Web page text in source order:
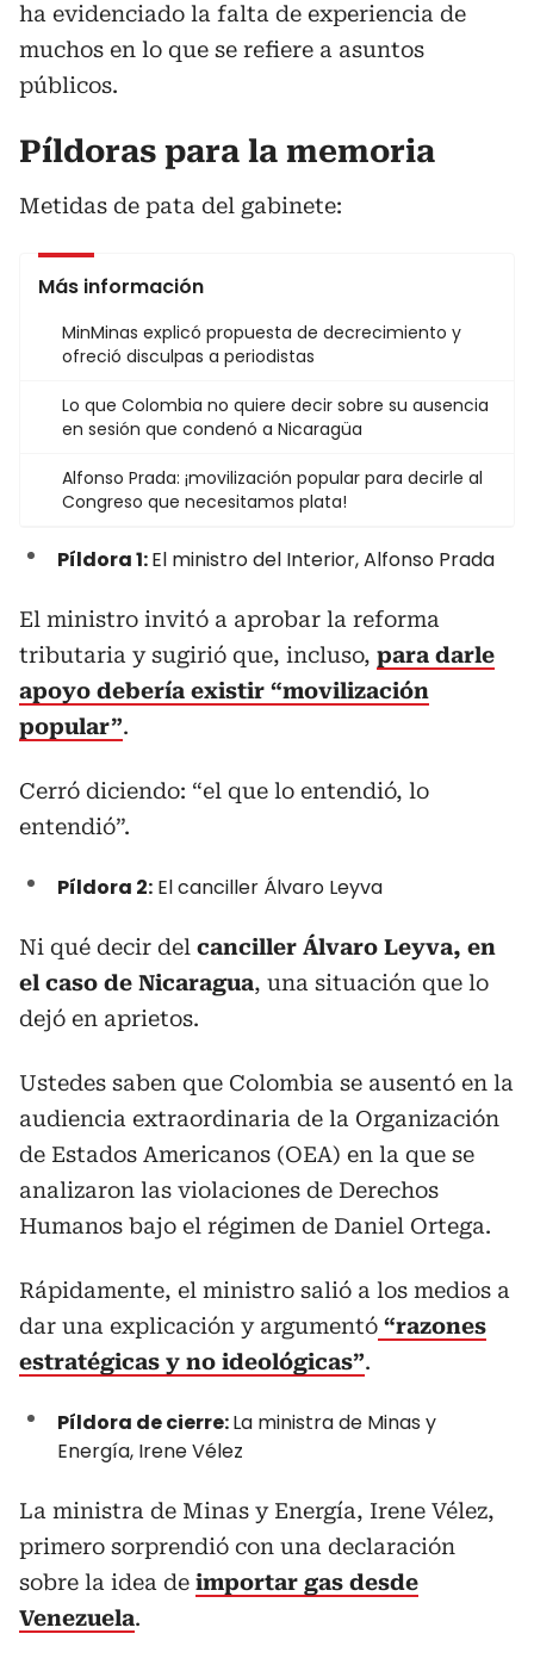
ha evidenciado la falta de experiencia de
muchos en lo que se refiere a asuntos
públicos.
Píldoras para la memoria
Metidas de pata del gabinete:
Más información
MinMinas explicó propuesta de decrecimiento y
ofreció disculpas a periodistas
Lo que Colombia no quiere decir sobre su ausencia
en sesión que condenó a Nicaragüa
Alfonso Prada: ¡movilización popular para decirle al
Congreso que necesitamos plata!
Píldora 1:El ministro del Interior, Alfonso Prada
El ministro invitó a aprobar la reforma
tributaria y sugirió que, incluso, para darle
apoyo debería existir “movilización
popular”.
Cerró diciendo: “el que lo entendió, lo
entendió”.
Píldora 2: El canciller Álvaro Leyva
Ni qué decir del canciller Álvaro Leyva, en
el caso de Nicaragua, una situación que lo
dejó en aprietos.
Ustedes saben que Colombia se ausentó en la
audiencia extraordinaria de la Organización
de Estados Americanos (OEA) en la que se
analizaron las violaciones de Derechos
Humanos bajo el régimen de Daniel Ortega.
Rápidamente, el ministro salió a los medios a
dar una explicación y argumentó “razones
estratégicas y no ideológicas”.
Píldora de cierre:La ministra de Minas y
Energía, Irene Vélez
La ministra de Minas y Energía, Irene Vélez,
primero sorprendió con una declaración
sobre la idea de importar gas desde
Venezuela.